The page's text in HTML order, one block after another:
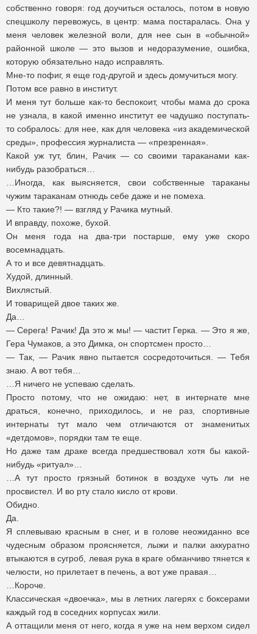
собственно говоря: год доучиться осталось, потом в новую
спецшколу перевожусь, в центр: мама постаралась. Она у
меня человек железной воли, для нее сын в «обычной»
районной школе — это вызов и недоразумение, ошибка,
которую обязательно надо исправлять.
Мне-то пофиг, я еще год-другой и здесь домучиться могу.
Потом все равно в институт.
И меня тут больше как-то беспокоит, чтобы мама до срока
не узнала, в какой именно институт ее чадушко поступать-
то собралось: для нее, как для человека «из академической
среды», профессия журналиста — «презренная».
Какой уж тут, блин, Рачик — со своими тараканами как-
нибудь разобраться…
…Иногда, как выясняется, свои собственные тараканы
чужим тараканам отнюдь себе даже и не помеха.
— Кто такие?! — взгляд у Рачика мутный.
И вправду, похоже, бухой.
Он меня года на два-три постарше, ему уже скоро
восемнадцать.
А то и все девятнадцать.
Худой, длинный.
Вихлястый.
И товарищей двое таких же.
Да…
— Серега! Рачик! Да это ж мы! — частит Герка. — Это я же,
Гера Чумаков, а это Димка, он спортсмен просто…
— Так, — Рачик явно пытается сосредоточиться. — Тебя
знаю. А вот тебя…
…Я ничего не успеваю сделать.
Просто потому, что не ожидаю: нет, в интернате мне
драться, конечно, приходилось, и не раз, спортивные
интернаты тут мало чем отличаются от знаменитых
«детдомов», порядки там те еще.
Но даже там драке всегда предшествовал хотя бы какой-
нибудь «ритуал»…
…А тут просто грязный ботинок в воздухе чуть ли не
просвистел. И во рту стало кисло от крови.
Обидно.
Да.
Я сплевываю красным в снег, и в голове неожиданно все
чудесным образом проясняется, лыжи и палки аккуратно
втыкаются в сугроб, левая рука в краге обманчиво тянется к
челюсти, но прилетает в печень, а вот уже правая…
…Короче.
Классическая «двоечка», мы в летних лагерях с боксерами
каждый год в соседних корпусах жили.
А оттащили меня от него, когда я уже на нем верхом сидел